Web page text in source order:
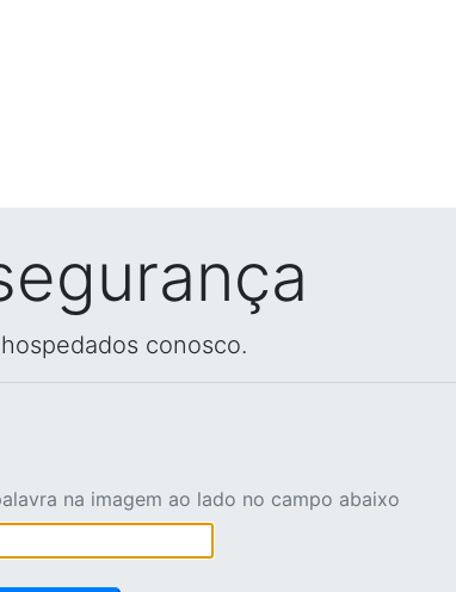
conosco.
na imagem ao lado no campo abaixo